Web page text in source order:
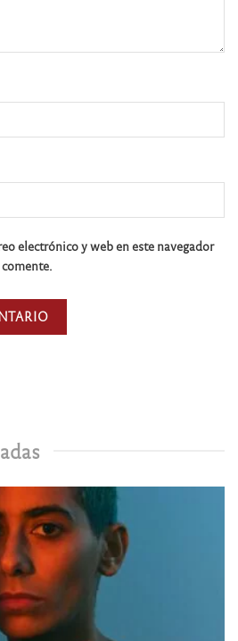
electrónico y web en este navegador